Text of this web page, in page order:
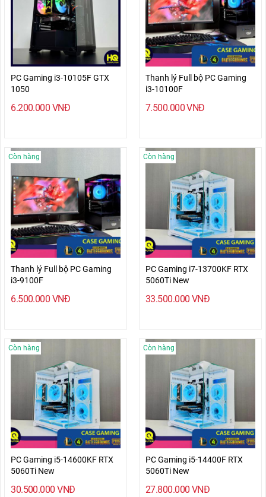
PC Gaming i3-10105F GTX
1050
6.200.000 VNĐ
Thanh lý Full bộ PC Gaming
i3-10100F
7.500.000VNĐ
Thanh lý Full bộ PC Gaming
i3-9100F
Còn hàng
6.500.000 VNĐ
PC Gaming i7-13700KF RTX
5060Ti New
Còn hàng
33.500.000 VNĐ
PC Gaming i5-14600KF RTX
5060Ti New
Còn hàng
30.500.000 VNĐ
PC Gaming i5-14400F RTX
5060Ti New
Còn hàng
27.800.000 VNĐ